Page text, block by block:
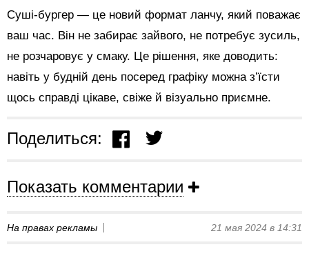
Суші-бургер — це новий формат ланчу, який поважає
ваш час. Він не забирає зайвого, не потребує зусиль,
не розчаровує у смаку. Це рішення, яке доводить:
навіть у будній день посеред графіку можна з’їсти
щось справді цікаве, свіже й візуально приємне.
Поделиться:
Показать комментарии
На правах рекламы 21 мая 2024 в 14:31